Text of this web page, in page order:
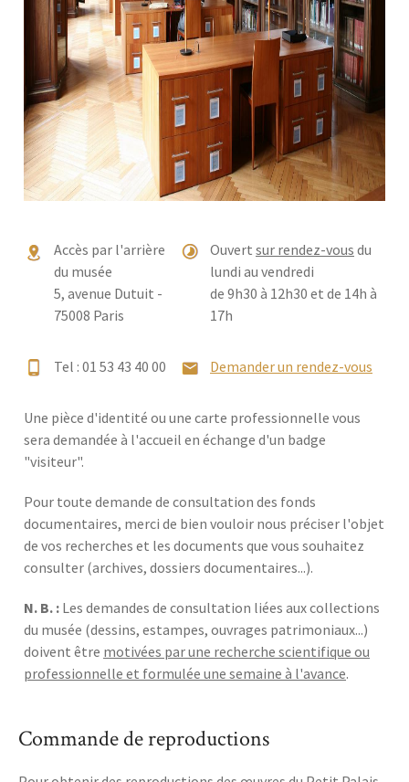
Accès par l'arrière
du musée
5, avenue Dutuit -
75008 Paris
Ouvert sur rendez-vous du
lundi au vendredi
de 9h30 à 12h30 et de 14h à
17h
Tel : 01 53 43 40 00 Demander un rendez-vous
Une pièce d'identité ou une carte professionnelle vous
sera demandée à l'accueil en échange d'un badge
"visiteur".
Pour toute demande de consultation des fonds
documentaires, merci de bien vouloir nous préciser l'objet
de vos recherches et les documents que vous souhaitez
consulter (archives, dossiers documentaires...).
N. B. : Les demandes de consultation liées aux collections
du musée (dessins, estampes, ouvrages patrimoniaux...)
doivent être motivées par une recherche scientifique ou
professionnelle et formulée une semaine à l'avance.
Commande de reproductions